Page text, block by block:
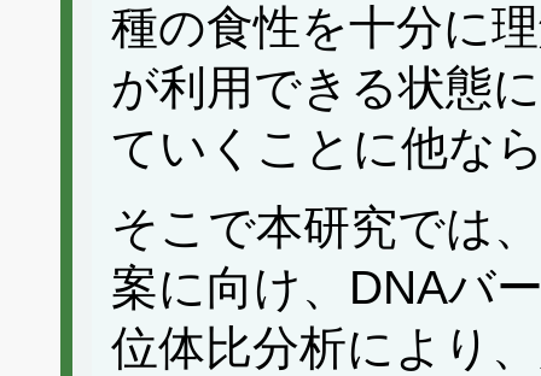
種の食性を十分に
が利用できる状態
ていくことに他な
そこで本研究では
案に向け、DNAバ
位体比分析により